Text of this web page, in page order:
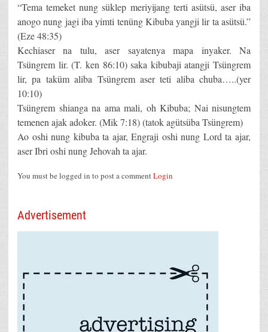
“Tema temeket nung süklep meriyijang terti asütsü, aser iba
anogo nung jagi iba yimti tenüng Kibuba yangji lir ta asütsü.”
(Eze 48:35)
Kechiaser na tulu, aser sayatenya mapa inyaker. Na
Tsüngrem lir. (T. ken 86:10) saka kibubaji atangji Tsüngrem
lir, pa taküm aliba Tsüngrem aser teti aliba chuba…..(yer
10:10)
Tsüngrem shianga na ama mali, oh Kibuba; Nai nisungtem
temenen ajak adoker. (Mik 7:18) (tatok agütsüba Tsüngrem)
Ao oshi nung kibuba ta ajar, Engraji oshi nung Lord ta ajar,
aser Ibri oshi nung Jehovah ta ajar.
You must be logged in to post a commentLogin
Advertisement